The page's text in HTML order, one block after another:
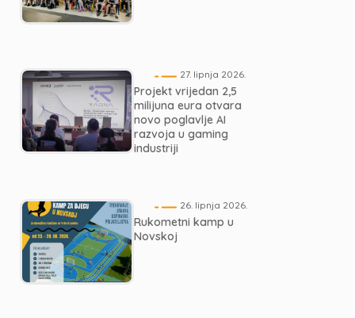
27. lipnja 2026.
Projekt vrijedan 2,5
milijuna eura otvara
novo poglavlje AI
razvoja u gaming
industriji
26. lipnja 2026.
Rukometni kamp u
Novskoj